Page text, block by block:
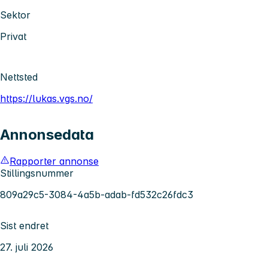
Sektor
Privat
Nettsted
https://lukas.vgs.no/
Annonsedata
Rapporter annonse
Stillingsnummer
809a29c5-3084-4a5b-adab-fd532c26fdc3
Sist endret
27. juli 2026